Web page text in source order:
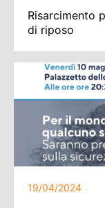
Risarcimento
di riposo
19/04/2024